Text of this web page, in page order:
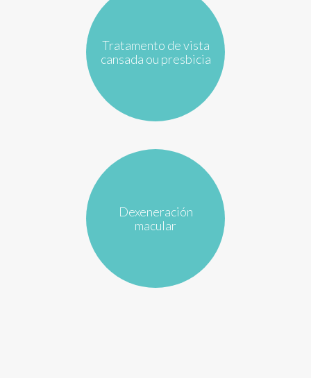
Tratamento de vista
cansada ou presbicia
Dexeneración
macular